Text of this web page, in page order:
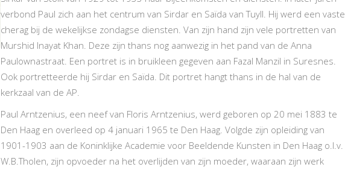
verbond Paul zich aan het centrum van Sirdar en Saïda van Tuyll. Hij werd een vaste
cherag bij de wekelijkse zondagse diensten. Van zijn hand zijn vele portretten van
Murshid Inayat Khan. Deze zijn thans nog aanwezig in het pand van de Anna
Paulownastraat. Een portret is in bruikleen gegeven aan Fazal Manzil in Suresnes.
Ook portretteerde hij Sirdar en Saïda. Dit portret hangt thans in de hal van de
kerkzaal van de AP.
Paul Arntzenius, een neef van Floris Arntzenius, werd geboren op 20 mei 1883 te
Den Haag en overleed op 4 januari 1965 te Den Haag. Volgde zijn opleiding van
1901-1903 aan de Koninklijke Academie voor Beeldende Kunsten in Den Haag o.l.v.
W.B.Tholen, zijn opvoeder na het overlijden van zijn moeder, waaraan zijn werk